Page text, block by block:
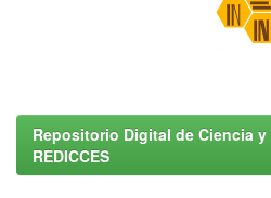
Repositorio Digital de Ciencia
REDICCES